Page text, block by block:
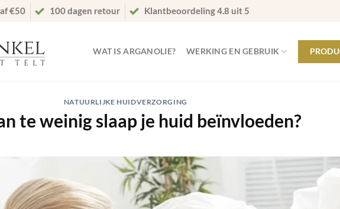
€50 100 dagen retour Klantbeoordeling 4.8 uit 5
WAT IS ARGANOLIE? WERKING EN GEBRUIK
NATUURLIJKE HUIDVERZORGING
te weinig slaap je huid beïnvloeden?